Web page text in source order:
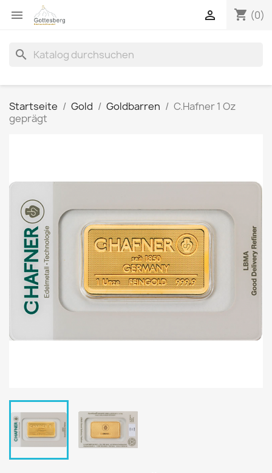
 shopping_cart (0)

search
Startseite Gold Goldbarren
C.Hafner 1 Oz
geprägt